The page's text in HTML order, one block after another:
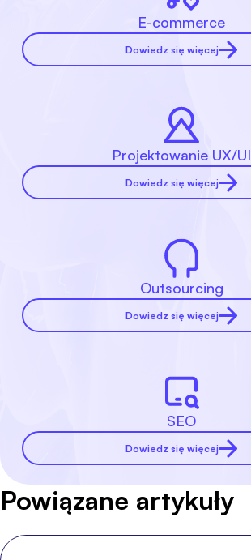
E-commerce
Dowiedz się więcej
Projektowanie UX/UI
Dowiedz się więcej
Outsourcing
Dowiedz się więcej
SEO
Dowiedz się więcej
Powiązane artykuły